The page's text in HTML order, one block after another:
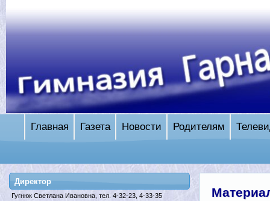
Главная Газета Новости Родителям
Директор
Гугнюк Светлана Ивановна, тел. 4-32-23, 4-33-35